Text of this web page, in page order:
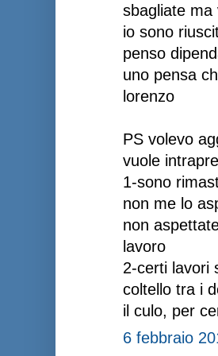
sbagliate ma
io sono
penso
uno pensa
lorenzo
PS volevo
vuole
1-sono
non me lo
non
lavoro
2-certi lavori
coltello tra i
il culo, per
6 febbraio